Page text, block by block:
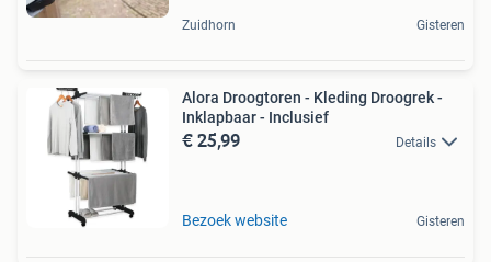
Zuidhorn Gisteren
Alora Droogtoren - Kleding Droogrek -
Inklapbaar - Inclusief
€ 25,99 Details
Bezoek website Gisteren